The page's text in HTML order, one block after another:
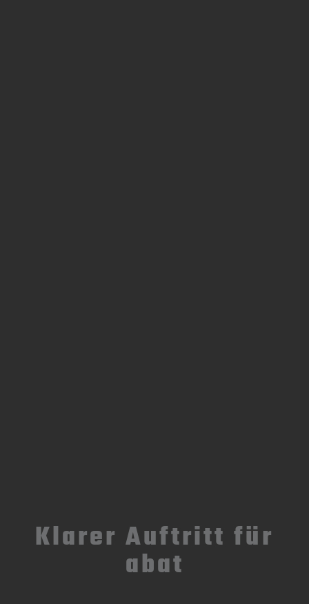
Klarer Auftritt für
abat